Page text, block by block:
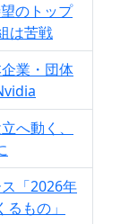
のトップ
は苦戦
業・団体
へ動く、
「2026年
もの」